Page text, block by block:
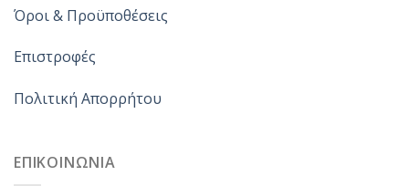
Όροι & Προϋποθέσεις
Επιστροφές
Πολιτική Απορρήτου
ΕΠΙΚΟΙΝΩΝΙΑ